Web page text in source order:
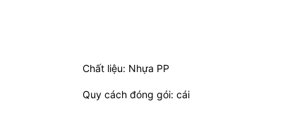
Chất liệu: Nhựa PP
Quy cách đóng gói: cái